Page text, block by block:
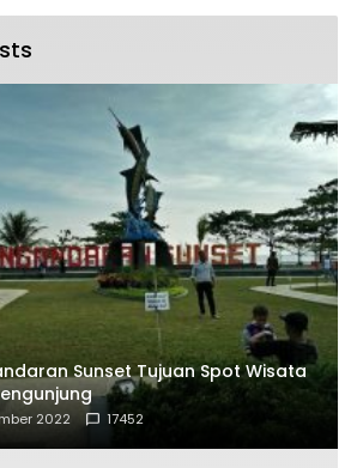
Sunset Tujuan Spot Wisata
2022 17452